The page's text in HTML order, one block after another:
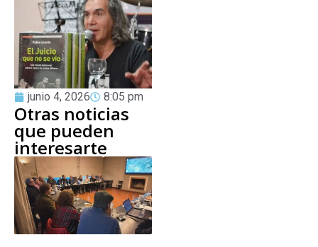
junio 4, 2026 8:05 pm
Otras noticias
que pueden
interesarte